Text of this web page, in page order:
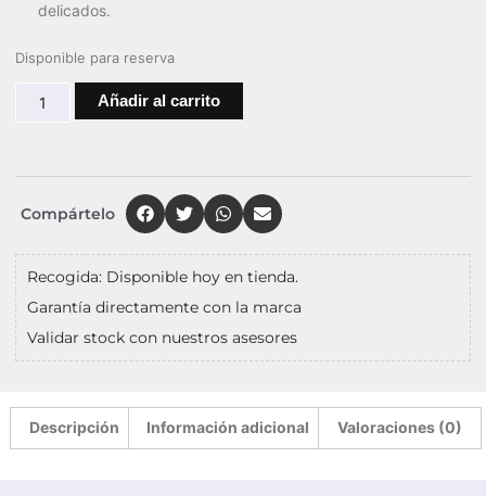
delicados.
Disponible para reserva
Añadir al carrito
Compártelo
Recogida: Disponible hoy en tienda.
Garantía directamente con la marca
Validar stock con nuestros asesores
Descripción Información adicional Valoraciones (0)